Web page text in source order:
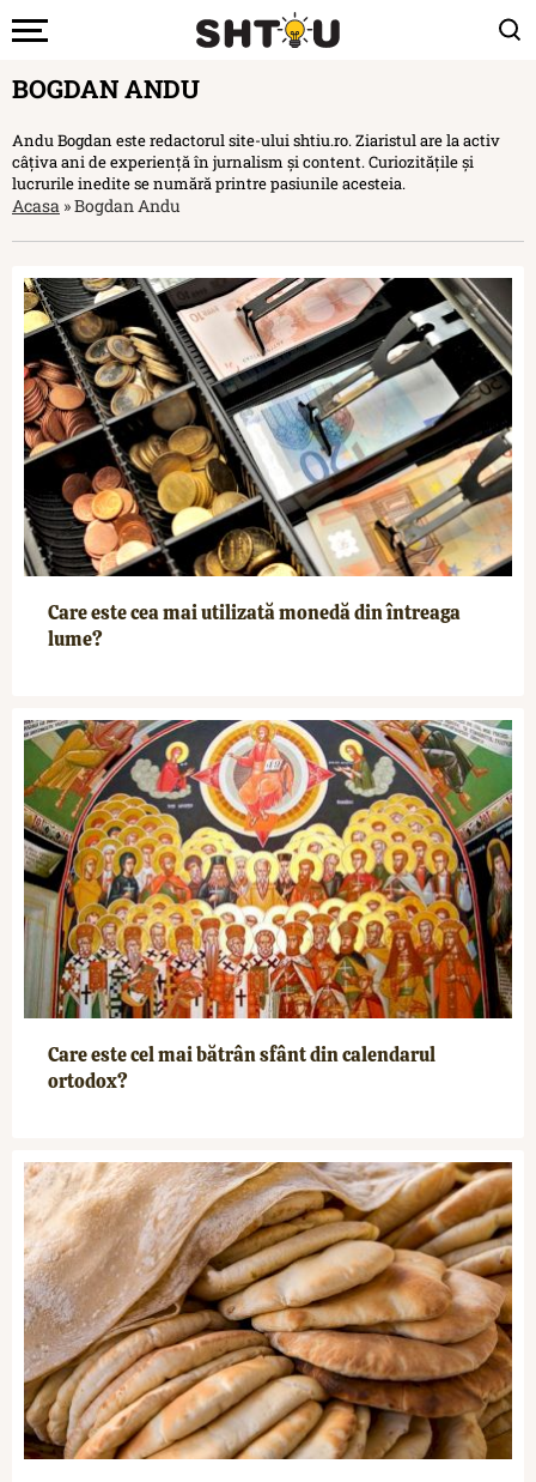
BOGDAN ANDU
Andu Bogdan este redactorul site-ului shtiu.ro. Ziaristul are la activ
câțiva ani de experiență în jurnalism și content. Curiozitățile și
lucrurile inedite se numără printre pasiunile acesteia.
Acasa »Bogdan Andu
Care este cea mai utilizată monedă din întreaga
lume?
Care este cel mai bătrân sfânt din calendarul
ortodox?